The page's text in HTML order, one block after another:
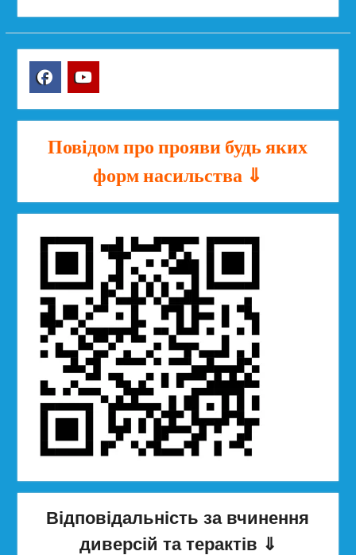
Повідом про прояви будь яких
форм насильства ⇓
Відповідальність за вчинення
диверсій та терактів ⇓